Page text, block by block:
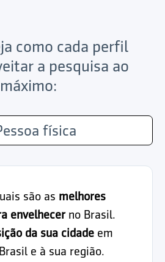
como cada perfil
a pesquisa ao
máximo:
física
são as melhores
envelhecerno Brasil.
da sua cidade em
e à sua região.